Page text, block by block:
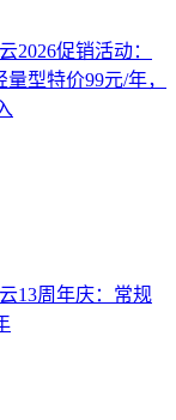
2026促销活动：
型特价99元/年，
13周年庆：常规